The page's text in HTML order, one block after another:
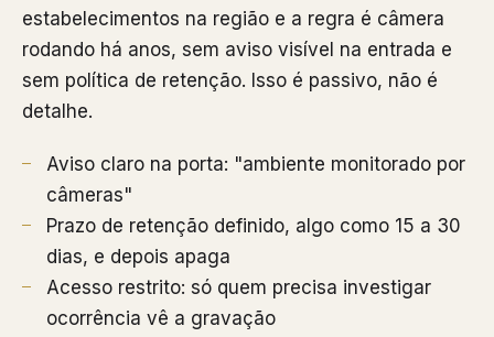
estabelecimentos na região e a regra é câmera
rodando há anos, sem aviso visível na entrada e
sem política de retenção. Isso é passivo, não é
detalhe.
Aviso claro na porta: "ambiente monitorado por
câmeras"
Prazo de retenção definido, algo como 15 a 30
dias, e depois apaga
Acesso restrito: só quem precisa investigar
ocorrência vê a gravação